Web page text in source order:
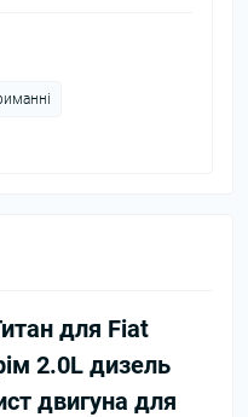
для Fiat
2.0L дизель
двигуна для